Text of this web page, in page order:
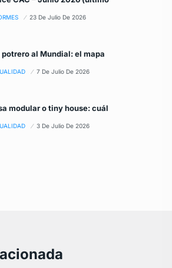
23 De Julio De 2026
potrero al Mundial: el mapa
7 De Julio De 2026
modular o tiny house: cuál
3 De Julio De 2026